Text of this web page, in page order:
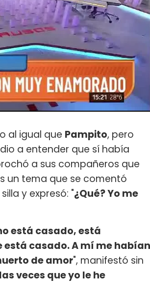
al igual que Pampito, pero
a entender que sí había
a sus compañeros que
un tema que se comentó
y expresó: "¿Qué? Yo me
está casado, está
está casado. A mí me habían
de amor", manifestó sin
veces que yo le he